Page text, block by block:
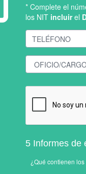
* Complete el
los NIT incluirel
5 Informes de
¿Qué contienen